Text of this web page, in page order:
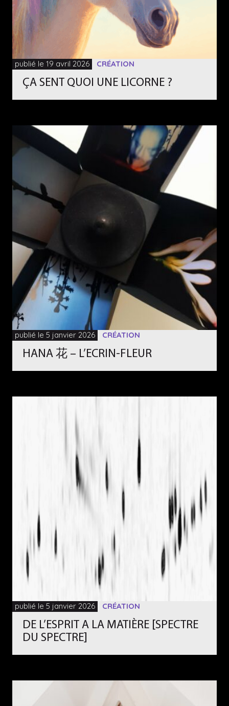
publié le 19 avril 2026 CRÉATION
ÇA SENT QUOI UNE LICORNE ?
publié le 5 janvier 2026 CRÉATION
HANA 花 – L’ECRIN-FLEUR
publié le 5 janvier 2026 CRÉATION
DE L’ESPRIT A LA MATIÈRE [SPECTRE
DU SPECTRE]